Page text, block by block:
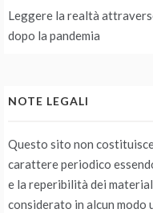
Leggere la realtà
dopo la pandemia
NOTE LEGALI
Questo sito non
carattere periodico
e la reperibilità dei
considerato in alcun modo